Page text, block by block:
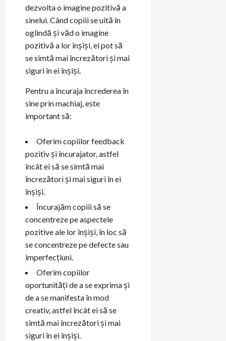
dezvolta o imagine pozitivă a
sinelui. Când copiii se uită în
oglindă și văd o imagine
pozitivă a lor înșiși, ei pot să
se simtă mai încrezători și mai
siguri în ei înșiși.
Pentru a încuraja încrederea în
sine prin machiaj, este
important să:
Oferim copiilor feedback
pozitiv și încurajator, astfel
încât ei să se simtă mai
încrezători și mai siguri în ei
înșiși.
Încurajăm copiii să se
concentreze pe aspectele
pozitive ale lor înșiși, în loc să
se concentreze pe defecte sau
imperfecțiuni.
Oferim copiilor
oportunități de a se exprima și
de a se manifesta în mod
creativ, astfel încât ei să se
simtă mai încrezători și mai
siguri în ei înșiși.